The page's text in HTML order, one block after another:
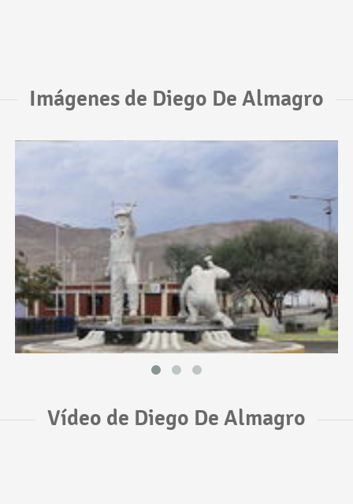
Imágenes de Diego De Almagro
Vídeo de Diego De Almagro